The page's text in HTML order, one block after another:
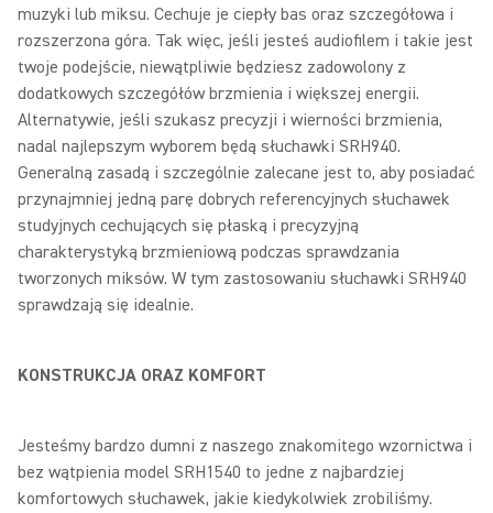
muzyki lub miksu. Cechuje je ciepły bas oraz szczegółowa i
rozszerzona góra. Tak więc, jeśli jesteś audiofilem i takie jest
twoje podejście, niewątpliwie będziesz zadowolony z
dodatkowych szczegółów brzmienia i większej energii.
Alternatywie, jeśli szukasz precyzji i wierności brzmienia,
nadal najlepszym wyborem będą słuchawki SRH940.
Generalną zasadą i szczególnie zalecane jest to, aby posiadać
przynajmniej jedną parę dobrych referencyjnych słuchawek
studyjnych cechujących się płaską i precyzyjną
charakterystyką brzmieniową podczas sprawdzania
tworzonych miksów. W tym zastosowaniu słuchawki SRH940
sprawdzają się idealnie.
KONSTRUKCJA ORAZ KOMFORT
Jesteśmy bardzo dumni z naszego znakomitego wzornictwa i
bez wątpienia model SRH1540 to jedne z najbardziej
komfortowych słuchawek, jakie kiedykolwiek zrobiliśmy.